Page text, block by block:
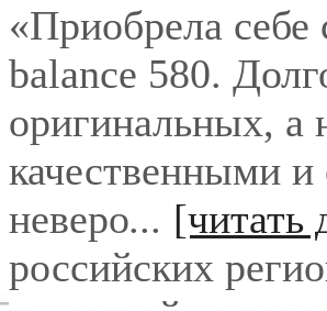
«Приобрела
balance 580.
оригинальных, а
качественными и
неверо... [читать
российских